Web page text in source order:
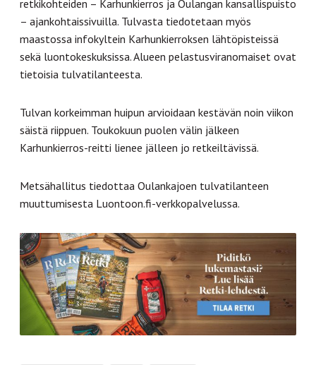
retkikohteiden – Karhunkierros ja Oulangan kansallispuisto
– ajankohtaissivuilla. Tulvasta tiedotetaan myös
maastossa infokyltein Karhunkierroksen lähtöpisteissä
sekä luontokeskuksissa. Alueen pelastusviranomaiset ovat
tietoisia tulvatilanteesta.
Tulvan korkeimman huipun arvioidaan kestävän noin viikon
säistä riippuen. Toukokuun puolen välin jälkeen
Karhunkierros-reitti lienee jälleen jo retkeiltävissä.
Metsähallitus tiedottaa Oulankajoen tulvatilanteen
muuttumisesta Luontoon.fi-verkkopalvelussa.